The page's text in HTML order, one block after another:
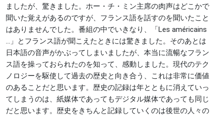
ましたが、驚きました。ホー・チ・ミン主席の肉声はどこかで
聞いた覚えがあるのですが、フランス語を話すのを聞いたこと
はありませんでした。番組の中でいきなり、「Les américains
...」とフランス語が聞こえたときには驚きました。そのあとは
日本語の音声がかぶってしまいましたが、本当に流暢なフラン
ス語を操っておられたのを知って、感動しました。現代のテク
ノロジーを駆使して過去の歴史と向き合う、これは非常に価値
のあることだと思います。歴史の記録は年とともに消えていっ
てしまうのは、紙媒体であってもデジタル媒体であっても同じ
だと思います。歴史をきちんと記録していくのは後世の人々の